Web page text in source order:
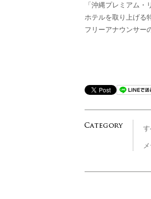
「沖縄プレミアム
ホテルを取り上げる
フリーアナウンサー